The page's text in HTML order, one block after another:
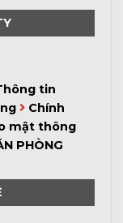
tin
Chính
mật thông
PHÒNG